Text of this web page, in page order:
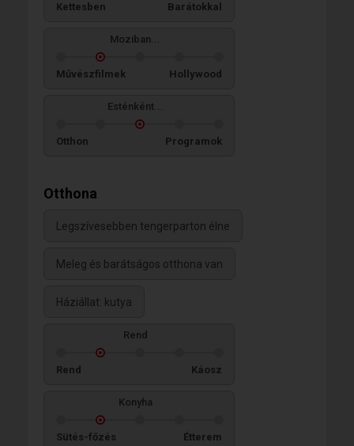
Kettesben Barátokkal
Moziban...
Művészfilmek Hollywood
Esténként...
Otthon Programok
Otthona
Legszívesebben tengerparton élne
Meleg és barátságos otthona van
Háziállat: kutya
Rend
Rend Káosz
Konyha
Sütés-főzés Étterem